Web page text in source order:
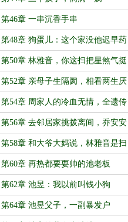
第46章 一串沉香手串
第48章 狗蛋儿：这个家没他迟早药
丸
第50章 林雅音，你这扫把星煞气挺
重啊
第52章 亲母子生隔阂，相看两生厌
第54章 周家人的冷血无情，全遗传
给了三个小畜生
第56章 去邻居家挑拨离间，乔安安
就喜欢搞事
第58章 和大爷大妈说，林雅音是扫
把星
第60章 再热都要耍帅的池老板
第62章 池昱：我以前叫钱小狗
第64章 池昱父子，一副暴发户